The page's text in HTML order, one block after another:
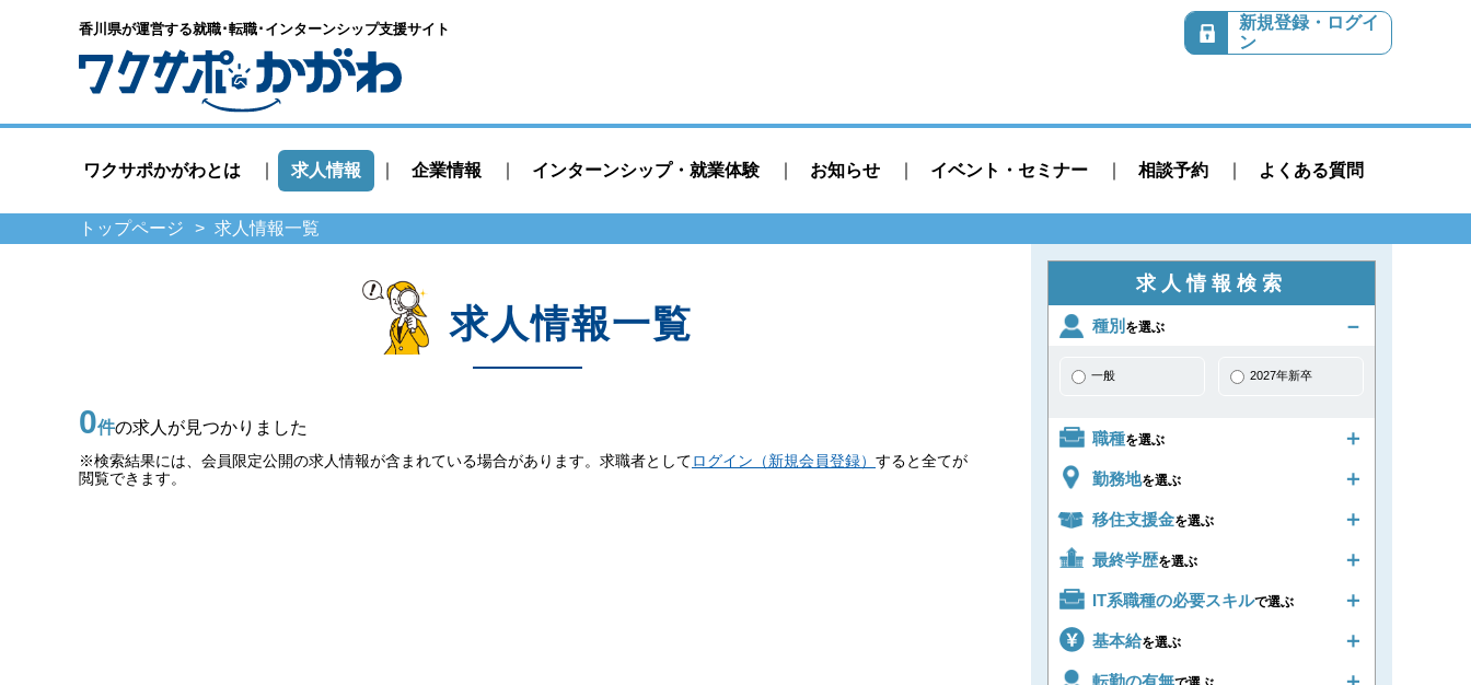
香川県が運営する就職･転職･ インターンシップ支援サイト
新規登録・ログイ
ン
ワクサポかがわとは 求人情報 企業情報 インターンシップ・就業体験 お知らせ イベント・セミナー 相談予約 よくある質問
トップページ 求人情報一覧
求人情報一覧
0件の求人が見つかりました
※検索結果には、会員限定公開の求人情報が含まれている場合があります。求職者としてログイン（新規会員登録） すると全てが
閲覧できます。
求人情報検索
種別 を選ぶ
一般 2027年新卒
職種を選ぶ
勤務地を選ぶ
移住支援金を選ぶ
最終学歴を選ぶ
IT系職種の必要スキルで選ぶ
基本給を選ぶ
転勤の有無